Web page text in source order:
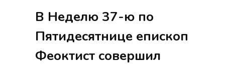
В Неделю 37-ю по
Пятидесятнице епископ
Феоктист совершил